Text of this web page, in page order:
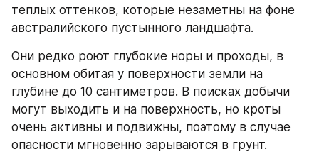
теплых оттенков, которые незаметны на фоне
австралийского пустынного ландшафта.
Они редко роют глубокие норы и проходы, в
основном обитая у поверхности земли на
глубине до 10 сантиметров. В поисках добычи
могут выходить и на поверхность, но кроты
очень активны и подвижны, поэтому в случае
опасности мгновенно зарываются в грунт.